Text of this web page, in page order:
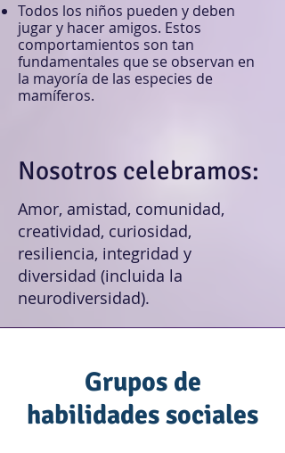
Todos los niños pueden y deben
jugar y hacer amigos. Estos
comportamientos son tan
fundamentales que se observan en
la mayoría de las especies de
mamíferos.
Nosotros celebramos:
Amor, amistad, comunidad,
creatividad, curiosidad,
resiliencia, integridad y
diversidad (incluida la
neurodiversidad).
Grupos de
habilidades sociales